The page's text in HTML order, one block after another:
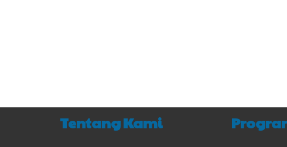
Tentang Kami